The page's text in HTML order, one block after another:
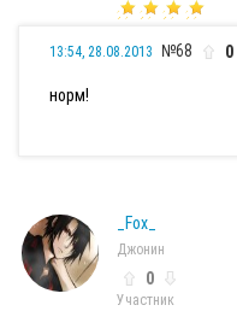
13:54, 28.08.2013 №68 0
норм!
_Fox_
Джонин
0
Участник